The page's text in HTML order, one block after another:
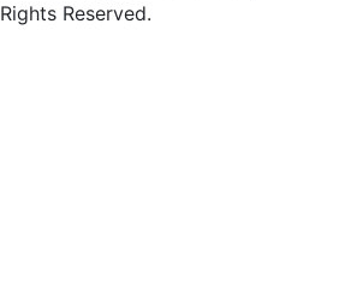
Rights Reserved.